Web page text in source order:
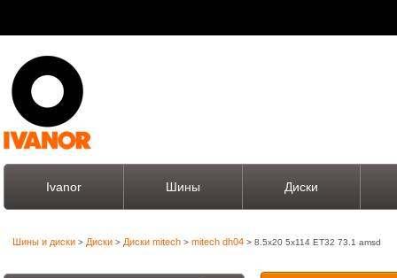
Ivanor Шины Диски
Шины и диски > Диски > Диски mitech > mitech dh04 > 8.5x20 5x114 ET32 73.1 amsd